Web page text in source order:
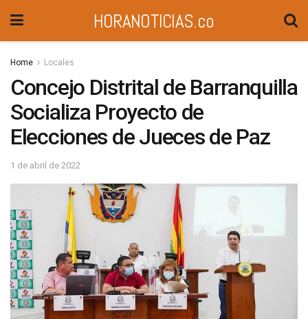
HORANOTICIAS.co
Home Locales
Concejo Distrital de Barranquilla
Socializa Proyecto de
Elecciones de Jueces de Paz
1 de abril de 2022